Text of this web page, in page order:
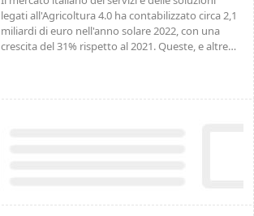
legati all'Agricoltura 4.0 ha contabilizzato circa 2,1
miliardi di euro nell'anno solare 2022, con una
crescita del 31% rispetto al 2021. Queste, e altre…